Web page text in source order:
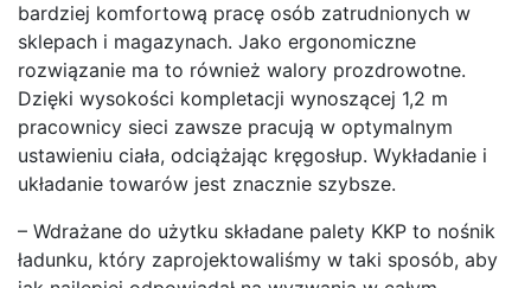
bardziej komfortową pracę osób zatrudnionych w
sklepach i magazynach. Jako ergonomiczne
rozwiązanie ma to również walory prozdrowotne.
Dzięki wysokości kompletacji wynoszącej 1,2 m
pracownicy sieci zawsze pracują w optymalnym
ustawieniu ciała, odciążając kręgosłup. Wykładanie i
układanie towarów jest znacznie szybsze.
– Wdrażane do użytku składane palety KKP to nośnik
ładunku, który zaprojektowaliśmy w taki sposób, aby